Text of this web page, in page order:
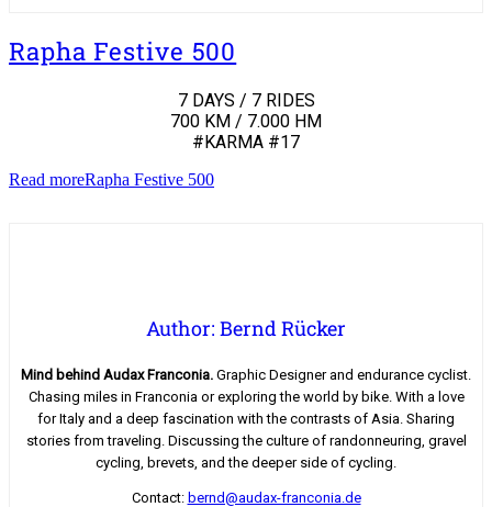
Rapha Festive 500
7 DAYS / 7 RIDES
700 KM / 7.000 HM
#KARMA #17
Read moreRapha Festive 500
Author: Bernd Rücker
Mind behind Audax Franconia. Graphic Designer and endurance cyclist.
Chasing miles in Franconia or exploring the world by bike. With a love
for Italy and a deep fascination with the contrasts of Asia. Sharing
stories from traveling. Discussing the culture of randonneuring, gravel
cycling, brevets, and the deeper side of cycling.
Contact: bernd@audax-franconia.de